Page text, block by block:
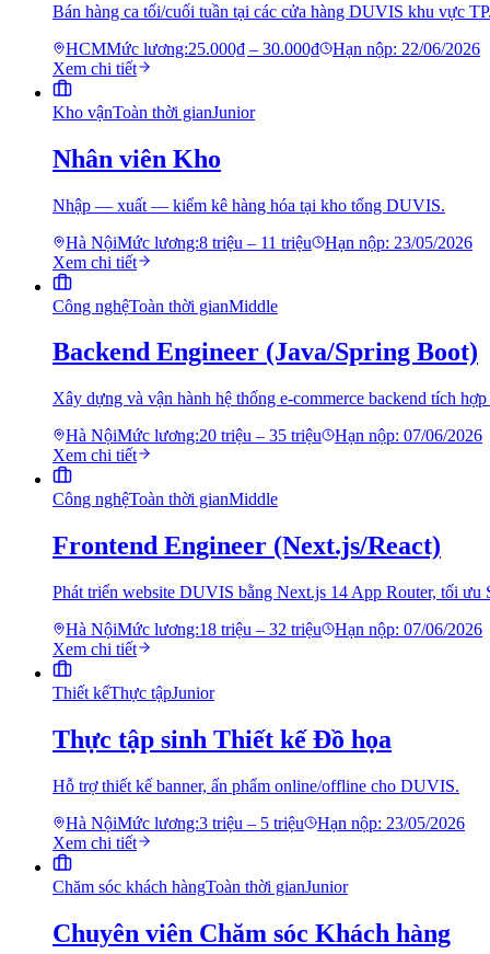
Bán hàng ca tối/cuối tuần tại các cửa hàng DUVIS khu vực
HCMMức lương:25.000₫ – 30.000₫ Hạn nộp: 22/06/2026
Xem chi tiết
Kho vậnToàn thời gianJunior
Nhân viên Kho
Nhập — xuất — kiểm kê hàng hóa tại kho tổng DUVIS.
Hà NộiMức lương:8 triệu – 11 triệu Hạn nộp: 23/05/2026
Xem chi tiết
Công nghệToàn thời gianMiddle
Backend Engineer (Java/Spring Boot)
Xây dựng và vận hành hệ thống e-commerce backend tích hợp
Hà NộiMức lương:20 triệu – 35 triệu Hạn nộp: 07/06/2026
Xem chi tiết
Công nghệToàn thời gianMiddle
Frontend Engineer (Next.js/React)
Phát triển website DUVIS bằng Next.js 14 App Router, tối ưu
Hà NộiMức lương:18 triệu – 32 triệu Hạn nộp: 07/06/2026
Xem chi tiết
Thiết kếThực tậpJunior
Thực tập sinh Thiết kế Đồ họa
Hỗ trợ thiết kế banner, ấn phẩm online/offline cho DUVIS.
Hà NộiMức lương:3 triệu – 5 triệu Hạn nộp: 23/05/2026
Xem chi tiết
Chăm sóc khách hàngToàn thời gianJunior
Chuyên viên Chăm sóc Khách hàng